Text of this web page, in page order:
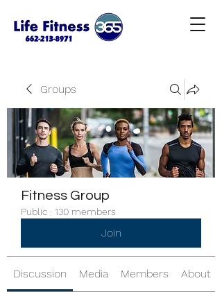
Groups
Fitness Group
Public · 130 members
Join
Discussion Media Members About